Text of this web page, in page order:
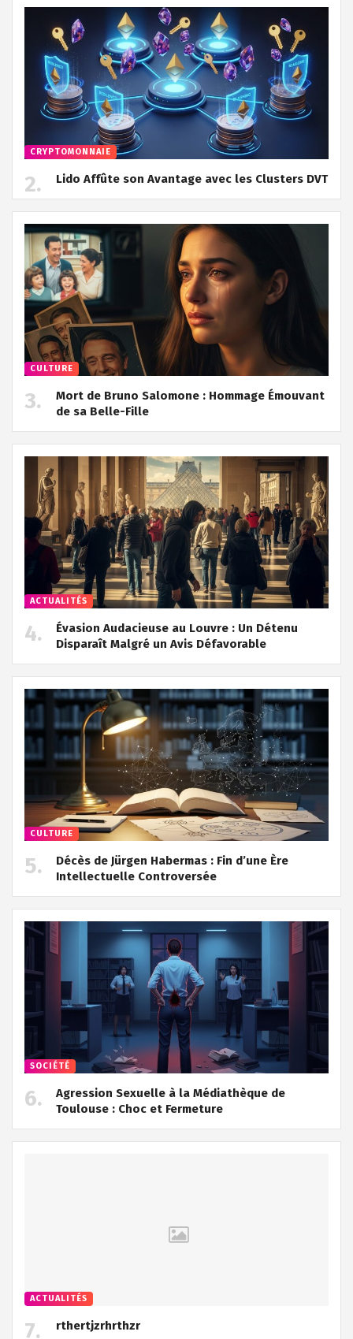
CRYPTOMONNAIE
Lido Affûte son Avantage avec les Clusters DVT
CULTURE
Mort de Bruno Salomone : Hommage Émouvant
de sa Belle-Fille
ACTUALITÉS
Évasion Audacieuse au Louvre : Un Détenu
Disparaît Malgré un Avis Défavorable
CULTURE
Décès de Jürgen Habermas : Fin d’une Ère
Intellectuelle Controversée
SOCIÉTÉ
Agression Sexuelle à la Médiathèque de
Toulouse : Choc et Fermeture
ACTUALITÉS
rthertjzrhrthzr